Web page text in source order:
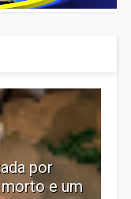
por
e um